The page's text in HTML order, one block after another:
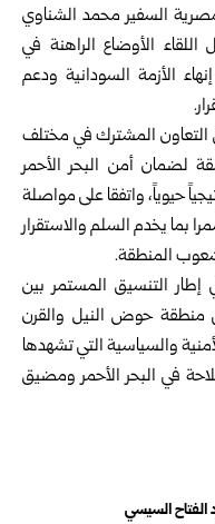
السفير محمد الشناوي
الأوضاع الراهنة في
الأزمة السودانية ودعم
التعاون المشترك في مختلف
لضمان أمن البحر الأحمر
حيوياً، واتفقا على مواصلة
بما يخدم السلم والاستقرار
المنطقة.
إطار التنسيق المستمر بين
منطقة حوض النيل والقرن
والسياسية التي تشهدها
في البحر الأحمر ومضيق
الفتاح السيسي